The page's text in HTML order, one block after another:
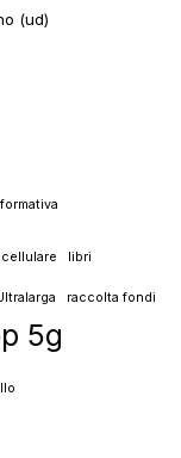
(ud)
libri
raccolta fondi
5g